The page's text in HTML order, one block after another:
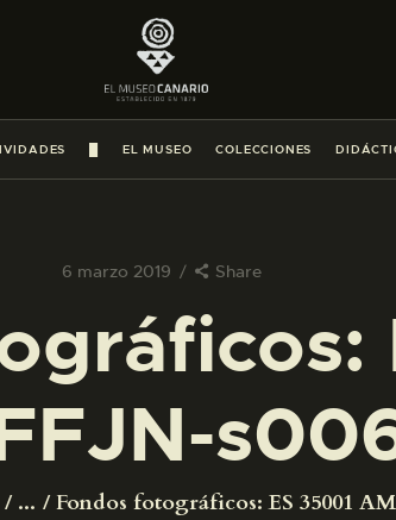
EL MUSEO COLECCIONES
6 marzo 2019 Share
... Fondos fotográficos: ES 35001
LA VISITA